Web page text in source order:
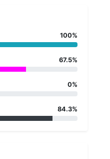
100%
67.5%
0%
84.3%